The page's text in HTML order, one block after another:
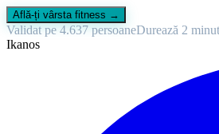
Află-ți vârsta fitness →
Validat pe 4.637 persoaneDurează 2
Ikanos